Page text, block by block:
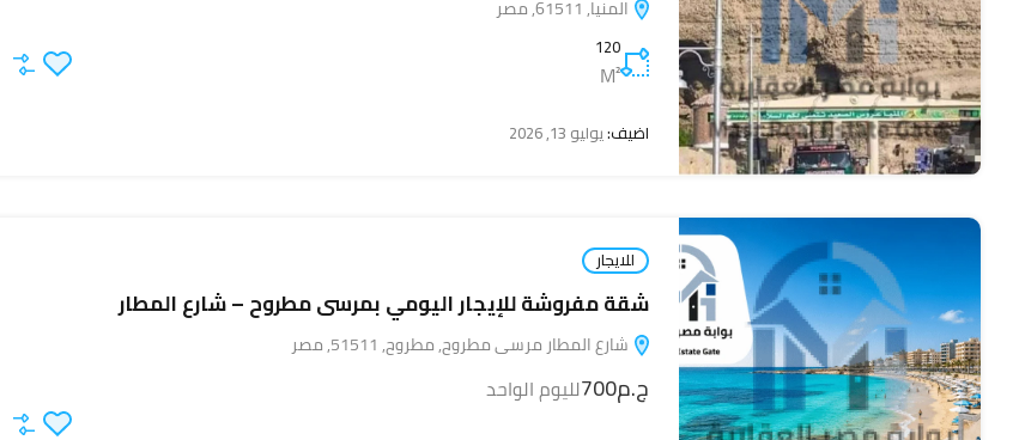
المنيا, 61511, مصر
120
M²
اضيف:يوليو 13, 2026
للايجار
شقة مفروشة للإيجار اليومي بمرسى مطروح – شارع المطار
شارع المطار مرسى مطروح, مطروح, 51511, مصر
ج.م700 لليوم الواحد